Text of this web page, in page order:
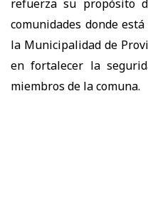
refuerza su propósito
comunidades donde
la Municipalidad de
en fortalecer la
miembros de la comuna.